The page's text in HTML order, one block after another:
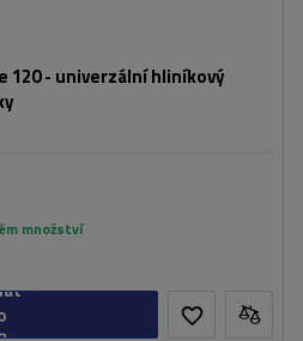
120 - univerzální hliníkový
množství